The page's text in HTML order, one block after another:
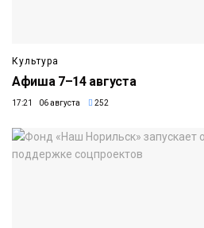
Культура
Афиша 7–14 августа
17:21 06 августа 252